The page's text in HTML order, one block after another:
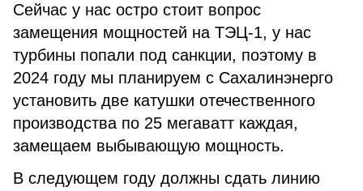
Сейчас у нас остро стоит вопрос
замещения мощностей на ТЭЦ-1, у нас
турбины попали под санкции, поэтому в
2024 году мы планируем с Сахалинэнерго
установить две катушки отечественного
производства по 25 мегаватт каждая,
замещаем выбывающую мощность.
В следующем году должны сдать линию